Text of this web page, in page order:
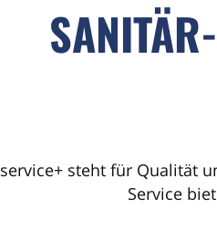
steht für Qualität
Service